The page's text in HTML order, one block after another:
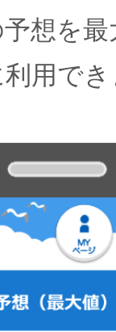
想を
用で